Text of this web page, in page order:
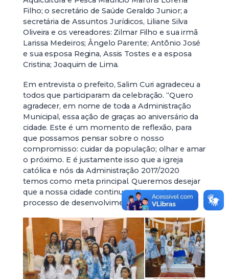
Filho; o secretário de Saúde Geraldo Junior; a
secretária de Assuntos Jurídicos, Liliane Silva
Oliveira e os vereadores: Zilmar Filho e sua irmã
Larissa Medeiros; Ângelo Parente; Antônio José
e sua esposa Regina, Assis Tostes e a esposa
Cristina; Joaquim de Lima.
Em entrevista o prefeito, Salim Curi agradeceu a
todos que participaram da celebração. “Quero
agradecer, em nome de toda a Administração
Municipal, essa ação de graças ao aniversário da
cidade. Este é um momento de reflexão, para
que possamos pensar sobre o nosso
compromisso: cuidar da população; olhar e amar
o próximo. E é justamente isso que a igreja
católica e nós da Administração 2017/2020
temos como meta principal. Queremos desejar
que a nossa cidade continue altiva neste
processo de desenvolvimento”, destacou.